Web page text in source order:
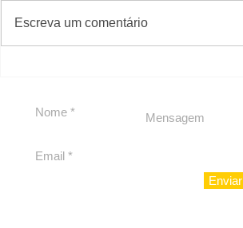
para São Paulo
Escreva um comentário
#Sugestões
Enviar